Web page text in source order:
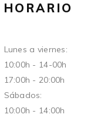
HORARIO
Lunes a viernes:
10:00h - 14-00h
17:00h - 20:00h
Sábados:
10:00h - 14:00h